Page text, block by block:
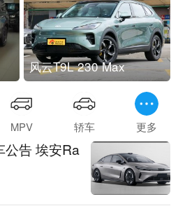
风云T9L 230 Max
MPV 轿车 更多
公告 埃安Ra